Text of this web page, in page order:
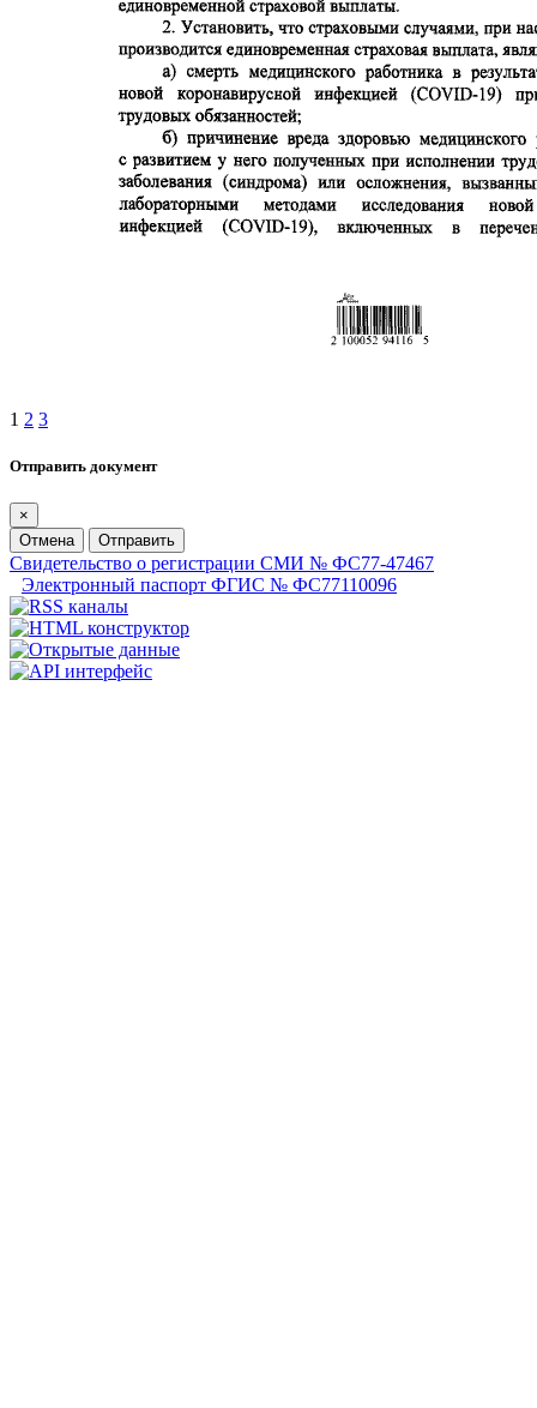
1 2 3
Отправить документ
×
Отмена
Отправить
Свидетельство о регистрации СМИ № ФС77-47467
Электронный паспорт ФГИС № ФС77110096